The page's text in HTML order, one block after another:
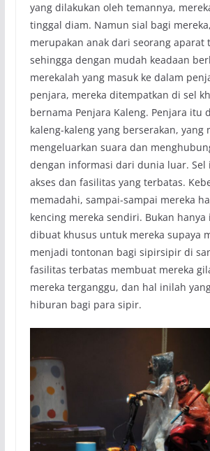
yang dilakukan oleh temannya,
tinggal diam. Namun sial bagi
merupakan anak dari seorang aparat
sehingga dengan mudah keadaan
merekalah yang masuk ke dalam
penjara, mereka ditempatkan di sel
bernama Penjara Kaleng. Penjara itu
kaleng-kaleng yang berserakan, yang
mengeluarkan suara dan
dengan informasi dari dunia luar. Sel
akses dan fasilitas yang terbatas.
memadahi, sampai-sampai mereka
kencing mereka sendiri. Bukan
dibuat khusus untuk mereka supaya
menjadi tontonan bagi sipirsipir di
fasilitas terbatas membuat mereka
mereka terganggu, dan hal inilah
hiburan bagi para sipir.